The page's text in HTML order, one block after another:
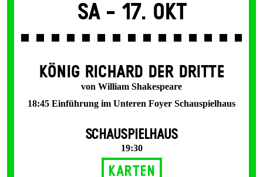
Sa - 17. Okt
KÖNIG RICHARD DER DRITTE
von William Shakespeare
18:45 Einführung im Unteren Foyer Schauspielhaus
SCHAUSPIELHAUS
19:30
Karten